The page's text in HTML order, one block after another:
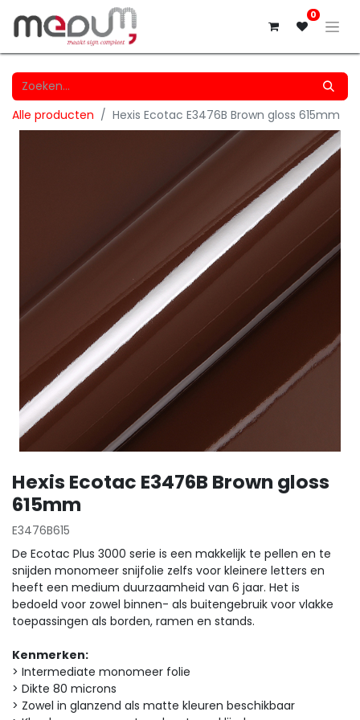
0
Alle producten Hexis Ecotac E3476B Brown gloss 615mm
Hexis Ecotac E3476B Brown gloss
615mm
E3476B615
De Ecotac Plus 3000 serie is een makkelijk te pellen en te
snijden monomeer snijfolie zelfs voor kleinere letters en
heeft een medium duurzaamheid van 6 jaar. Het is
bedoeld voor zowel binnen- als buitengebruik voor vlakke
toepassingen als borden, ramen en stands.
Kenmerken:
> Intermediate monomeer folie
> Dikte 80 microns
> Zowel in glanzend als matte kleuren beschikbaar